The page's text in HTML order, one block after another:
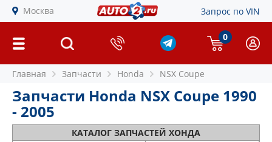
Москва Запрос по VIN
0
Главная Запчасти Honda NSX Coupe
Запчасти Honda NSX Coupe 1990
- 2005
КАТАЛОГ ЗАПЧАСТЕЙ ХОНДА